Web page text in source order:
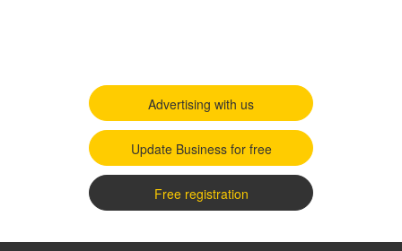
Advertising with us
Update Business for free
Free registration